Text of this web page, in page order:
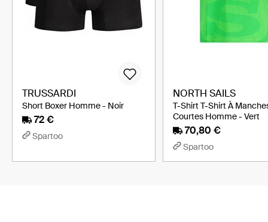
TRUSSARDI
Short Boxer Homme - Noir
72 €
Spartoo
NORTH SAILS
T-Shirt T-Shirt À
Courtes Homme - Vert
70,80 €
Spartoo